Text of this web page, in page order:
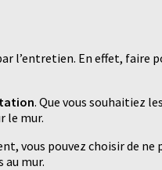
l’entretien. En effet, faire
. Que vous souhaitiez
le mur.
vous pouvez choisir de ne
au mur.